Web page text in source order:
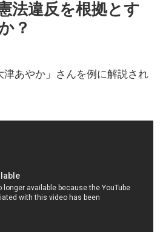
法違反を根拠とす
？
あやか」さんを例に解説され